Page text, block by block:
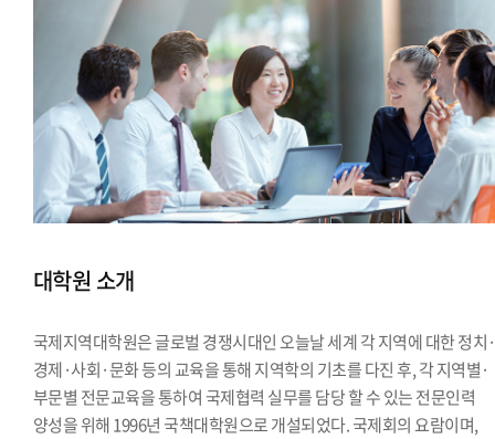
대학원 소개
국제지역대학원은 글로벌 경쟁시대인 오늘날 세계 각 지역에 대한 정치·
경제·사회·문화 등의 교육을 통해 지역학의 기초를 다진 후, 각 지역별·
부문별 전문교육을 통하여 국제협력 실무를 담당 할 수 있는 전문인력
양성을 위해 1996년 국책대학원으로 개설되었다. 국제회의 요람이며,